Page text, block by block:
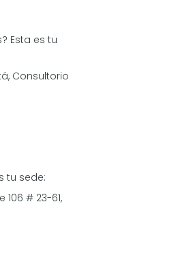
Esta es tu
Consultorio
tu sede:
# 23-61,